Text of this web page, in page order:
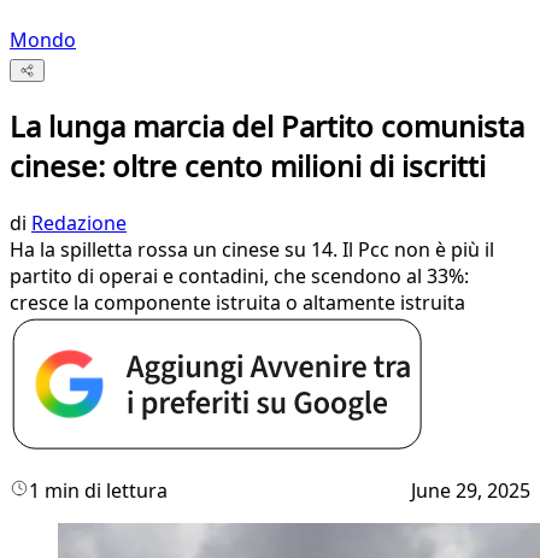
Mondo
La lunga marcia del Partito comunista
cinese: oltre cento milioni di iscritti
di Redazione
Ha la spilletta rossa un cinese su 14. Il Pcc non è più il
partito di operai e contadini, che scendono al 33%:
cresce la componente istruita o altamente istruita
1 min di lettura June 29, 2025